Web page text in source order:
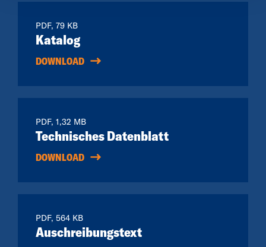
PDF, 79 KB
Katalog
DOWNLOAD
PDF, 1,32 MB
Technisches Datenblatt
DOWNLOAD
PDF, 564 KB
Auschreibungstext